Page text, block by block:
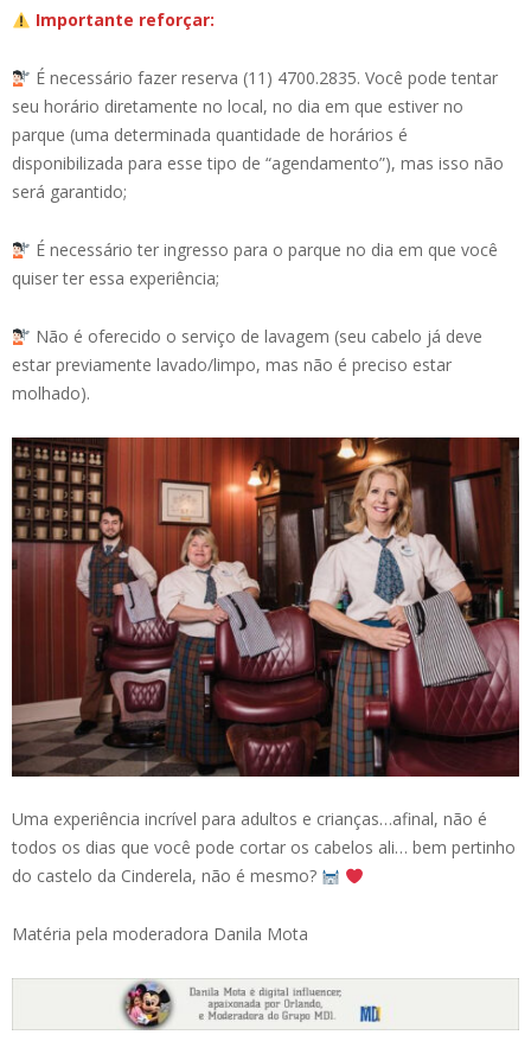
Importante reforçar:
‍ É necessário fazer reserva (11) 4700.2835. Você pode tentar
seu horário diretamente no local, no dia em que estiver no
parque (uma determinada quantidade de horários é
disponibilizada para esse tipo de “agendamento”), mas isso não
será garantido;
‍ É necessário ter ingresso para o parque no dia em que você
quiser ter essa experiência;
‍ Não é oferecido o serviço de lavagem (seu cabelo já deve
estar previamente lavado/limpo, mas não é preciso estar
molhado).
Uma experiência incrível para adultos e crianças…afinal, não é
todos os dias que você pode cortar os cabelos ali… bem pertinho
do castelo da Cinderela, não é mesmo?
Matéria pela moderadora Danila Mota